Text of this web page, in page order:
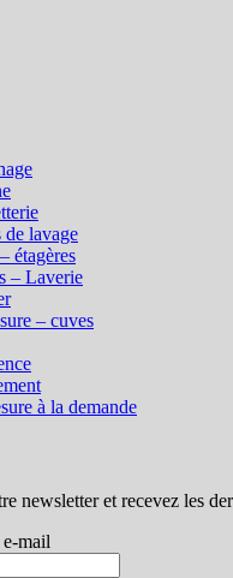
de lavage
étagères
– Laverie
– cuves
à la demande
newsletter et recevez les
e-mail